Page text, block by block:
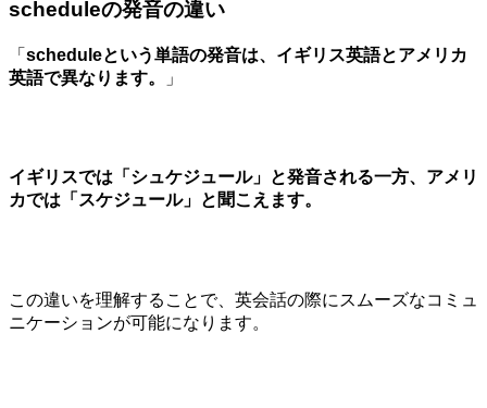
scheduleの発音の違い
「 scheduleという単語の発音は、イギリス英語とアメリカ
英語で異なります。
」
イギリスでは「 シュケジュール」と発音される一方、アメリ
カでは「 スケジュール」と聞こえます。
この違いを理解することで、英会話の際にスムーズなコミュ
ニケーションが可能になります。